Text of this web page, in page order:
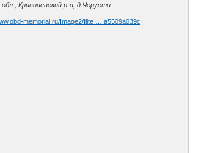
Кривоненский р-н, д.Черусти
memorial.ru/Image2/filte … a5509a039c